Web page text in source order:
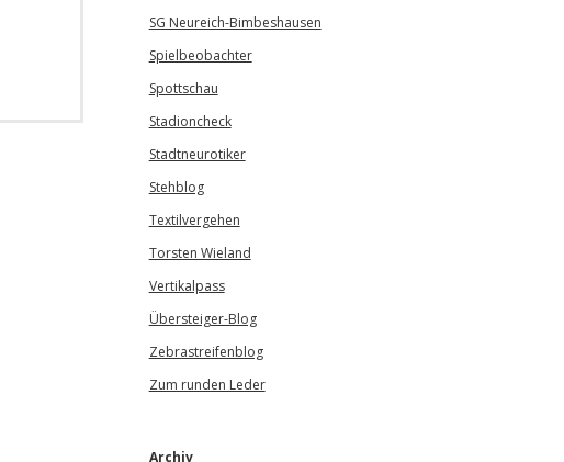
SG Neureich-Bimbeshausen
Spielbeobachter
Spottschau
Stadioncheck
Stadtneurotiker
Stehblog
Textilvergehen
Torsten Wieland
Vertikalpass
Übersteiger-Blog
Zebrastreifenblog
Zum runden Leder
Archiv